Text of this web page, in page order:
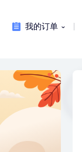
我的订单